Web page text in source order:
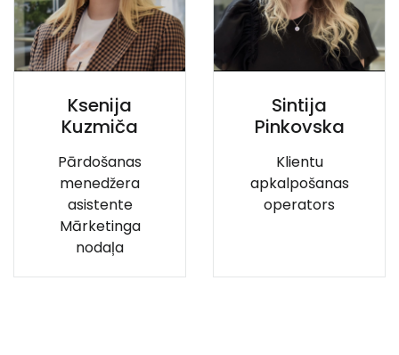
Ksenija
Kuzmiča
Pārdošanas
menedžera
asistente
Mārketinga
nodaļa
Sintija
Pinkovska
Klientu
apkalpošanas
operators